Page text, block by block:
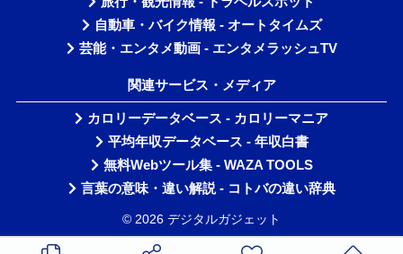
自動車・バイク情報 - オートタイムズ
芸能・エンタメ動画 - エンタメラッシュTV
関連サービス・メディア
カロリーデータベース - カロリーマニア
平均年収データベース - 年収白書
無料Webツール集 - WAZA TOOLS
言葉の意味・違い解説 - コトバの違い辞典
© 2026 デジタルガジェット